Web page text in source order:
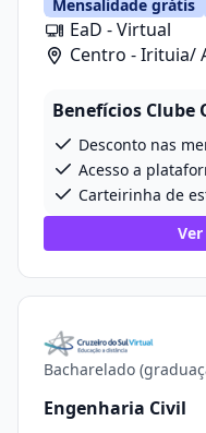
Mensalidade grátis
EaD - Virtual
Centro - Irituia/
Benefícios Clube
Desconto nas
Acesso a
Carteirinha de
Bacharelado
Engenharia Civil